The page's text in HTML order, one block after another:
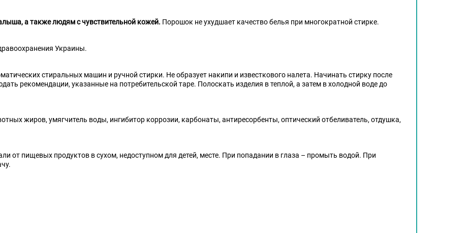
а также людям с чувствительной кожей. Порошок не ухудшает качество белья при многократной стирке.
Украины.
стиральных машин и ручной стирки. Не образует накипи и известкового налета. Начинать стирку после
рекомендации, указанные на потребительской таре. Полоскать изделия в теплой, а затем в холодной воде до
жиров, умягчитель воды, ингибитор коррозии, карбонаты, антиресорбенты, оптический отбеливатель, отдушка,
от пищевых продуктов в сухом, недоступном для детей, месте. При попадании в глаза – промыть водой. При